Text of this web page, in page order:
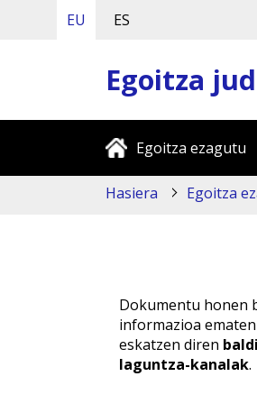
EU ES
Egoitza
Egoitza ezagutu
Hasiera
Egoitza
Dokumentu honen
informazioa
eskatzen diren
laguntza-kanalak.